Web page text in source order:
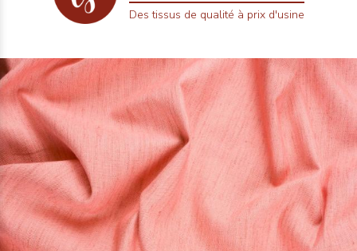
Des tissus de qualité à prix d'usine